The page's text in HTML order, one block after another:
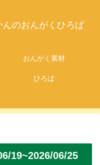
のおんがくひろば
おんがく素材
ひろば
19~2026/06/25